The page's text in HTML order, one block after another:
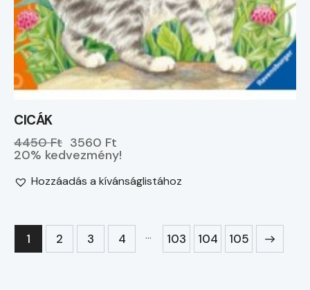
CICÁK
4450 Ft 3560 Ft
20% kedvezmény!
Hozzáadás a kívánságlistához
1 2 3 4 … 103 104 105
→